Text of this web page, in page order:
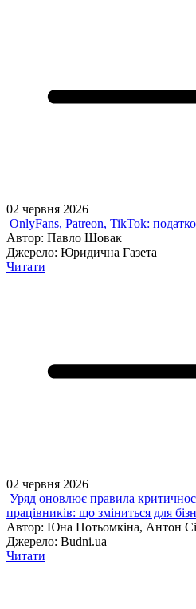
02 червня 2026
OnlyFans, Patreon, TikTok:
Автор: Павло Шовак
Джерело: Юридична Газета
Читати
02 червня 2026
Уряд оновлює правила
працівників: що зміниться для
Автор: Юна Потьомкіна, Антон
Джерело: Budni.ua
Читати